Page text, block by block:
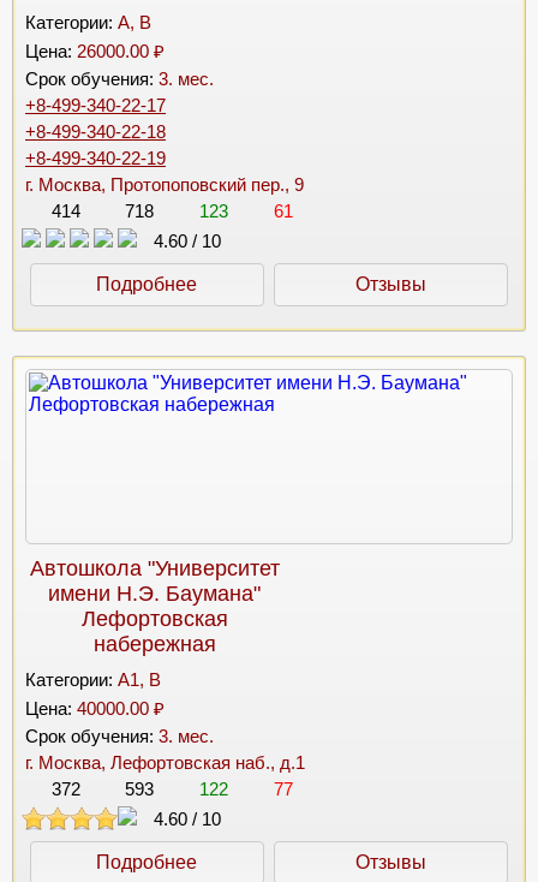
Категории: A, B
Цена: 26000.00 ₽
Срок обучения: 3. мес.
+8-499-340-22-17
+8-499-340-22-18
+8-499-340-22-19
г. Москва, Протопоповский пер., 9
414
718 123
61
4.60 / 10
Подробнее Отзывы
Автошкола "Университет
имени Н.Э. Баумана"
Лефортовская
набережная
Категории: A1, B
Цена: 40000.00 ₽
Срок обучения: 3. мес.
г. Москва, Лефортовская наб., д.1
372
593 122
77
4.60 / 10
Подробнее Отзывы